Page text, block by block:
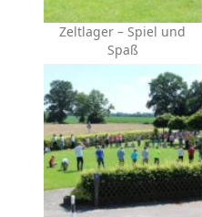
Zeltlager – Spiel und
Spaß